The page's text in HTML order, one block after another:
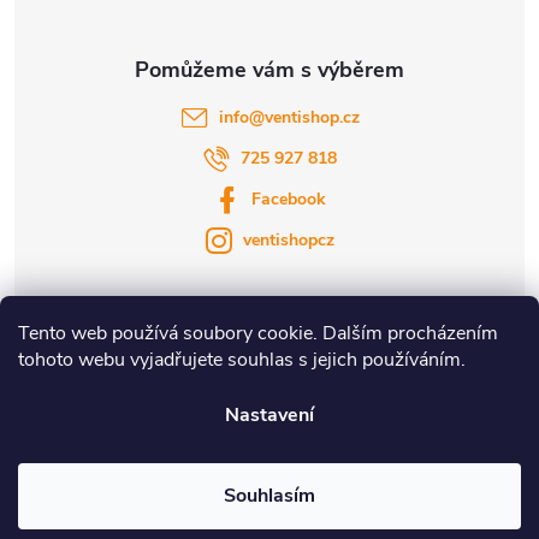
Tento web používá soubory cookie. Dalším procházením
tohoto webu vyjadřujete souhlas s jejich používáním.
Nastavení
Souhlasím
info@ventishop.cz
725 927 818
Facebook
ventishopcz
| |
Copyright 2026Ventishop.cz. Všechna práva vyhrazena.